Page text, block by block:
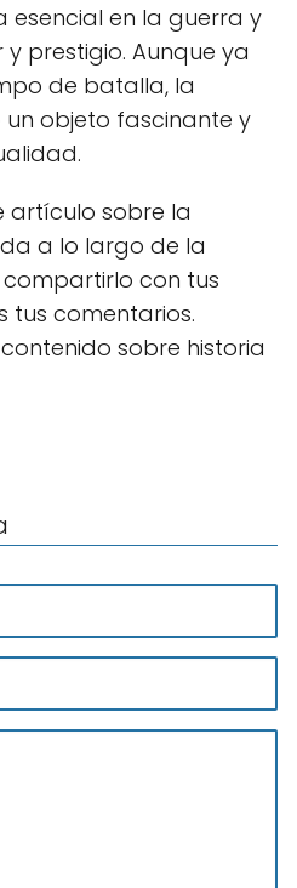
esencial en la guerra y
prestigio. Aunque ya
de batalla, la
objeto fascinante y
artículo sobre la
a lo largo de la
compartirlo con tus
tus comentarios.
sobre historia